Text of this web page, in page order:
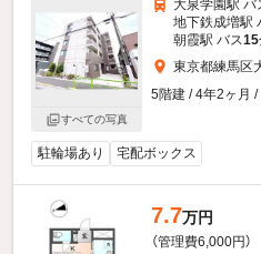
すべての写真
大泉学園駅 バ
地下鉄成増駅
朝霞駅 バス15
東京都練馬区
5階建 / 4年2ヶ月 /
駐輪場あり 宅配ボックス
7.7万円
（管理費6,000円）